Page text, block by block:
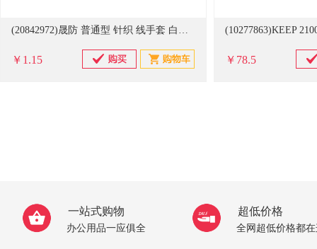
(20842972)晟防 普通型 针织 线手套 白色(单位：双)
￥1.15 ￥78.5
一站式购物
办公用品一应俱全
超低价格
全网超低价格都